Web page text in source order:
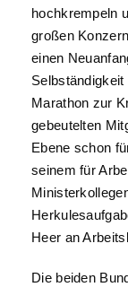
hochkrempeln
großen
einen
Marathon zur
gebeutelten
Ebene schon
seinem für
Heer an
Die beiden